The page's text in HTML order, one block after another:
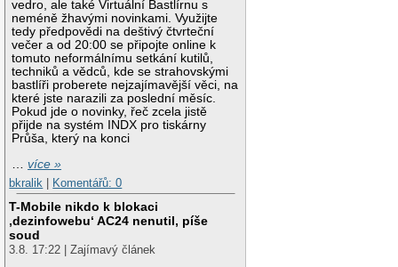
vedro, ale také Virtuální Bastlírnu s
neméně žhavými novinkami. Využijte
tedy předpovědi na deštivý čtvrteční
večer a od 20:00 se připojte online k
tomuto neformálnímu setkání kutilů,
techniků a vědců, kde se strahovskými
bastlíři proberete nejzajímavější věci, na
které jste narazili za poslední měsíc.
Pokud jde o novinky, řeč zcela jistě
přijde na systém INDX pro tiskárny
Průša, který na konci
…více »
bkralik
Komentářů: 0
T-Mobile nikdo k blokaci
‚dezinfowebu‘ AC24 nenutil, píše
soud
3.8. 17:22 | Zajímavý článek